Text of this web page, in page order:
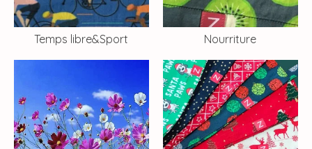
Temps libre&Sport Nourriture